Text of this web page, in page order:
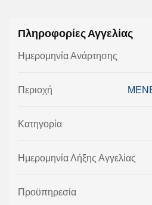
Πληροφορίες Αγγελίας
Ημερομηνία Ανάρτησης
Περιοχή
Κατηγορία
Ημερομηνία Λήξης Αγγελίας
Προϋπηρεσία